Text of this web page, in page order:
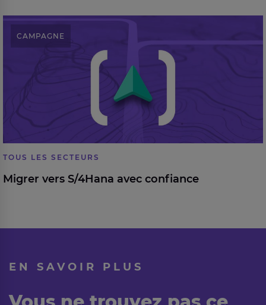
Migrer vers S/4Hana avec confiance
CAMPAGNE
TOUS LES SECTEURS
Migrer vers S/4Hana avec confiance
EN SAVOIR PLUS